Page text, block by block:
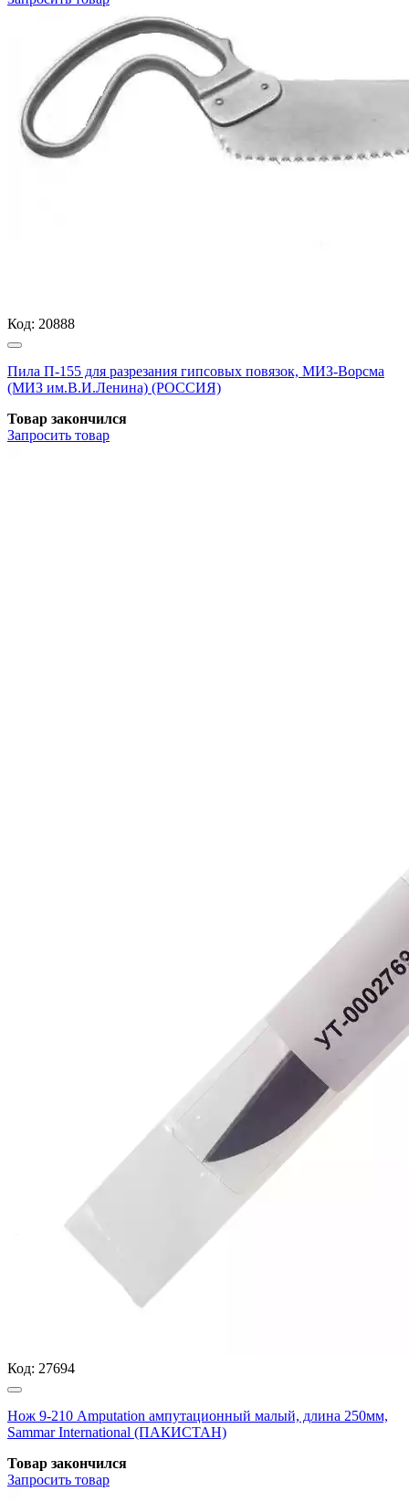
Код: 20888
Пила П-155 для разрезания гипсовых повязок, МИЗ-Ворсма
(МИЗ им.В.И.Ленина) (РОССИЯ)
Товар закончился
Запросить товар
Код: 27694
Нож 9-210 Amputation ампутационный малый, длина 250мм,
Sammar International (ПАКИСТАН)
Товар закончился
Запросить товар